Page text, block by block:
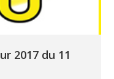
2017 du 11